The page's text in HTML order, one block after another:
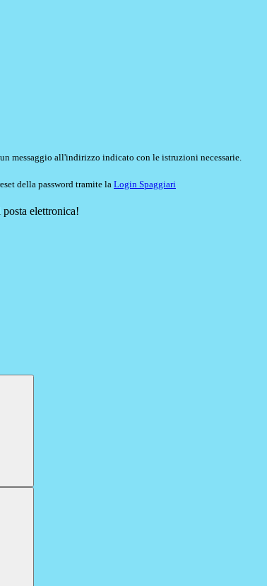
messaggio all'indirizzo indicato con le istruzioni necessarie.
della password tramite la Login Spaggiari
elettronica!